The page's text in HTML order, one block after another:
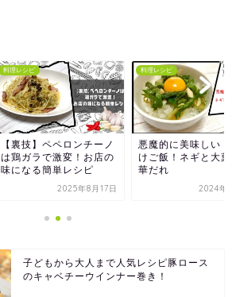
料理レシピ
悪魔的に美味しい！卵か
けご飯！ネギと大葉の中
華だれ
2024年6月9日
料理レシピ
【再現レシピ】ドラ
『じゃああんたが作
みろよ』で話題！ア
子どもから大人まで人気レシピ豚ロース
のキャベチーウインナー巻き！